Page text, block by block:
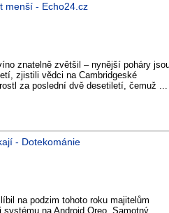
menší - Echo24.cz
znatelně zvětšil – nynější poháry
zjistili vědci na Cambridgeské
za poslední dvě desetiletí, čemuž ...
- Dotekománie
na podzim tohoto roku majitelům
na Android Oreo. Samotný